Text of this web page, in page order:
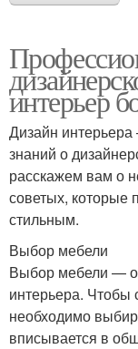
интерьер
Дизайн интерьера
знаний о
расскажем вам о
советых, которые
стильным.
Выбор мебели
Выбор мебели —
интерьера. Чтобы
необходимо
вписывается в